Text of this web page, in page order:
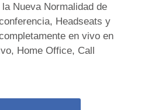
Nueva Normalidad de
Headseats y
en vivo en
Home Office, Call